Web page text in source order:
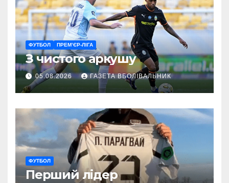
ФУТБОЛ ПРЕМ’ЄР-ЛІГА
З чистого аркушу
05.08.2026 ГАЗЕТА ВБОЛІВАЛЬНИК
ФУТБОЛ
Перший лідер